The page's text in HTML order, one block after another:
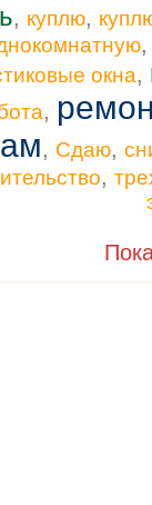
, куплю,
окна,
,
, Сдаю,
,